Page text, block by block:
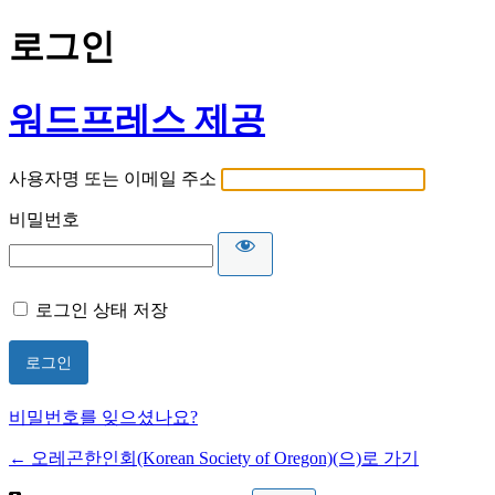
로그인
워드프레스 제공
사용자명 또는 이메일 주소
비밀번호
로그인 상태 저장
비밀번호를 잊으셨나요?
← 오레곤한인회(Korean Society of Oregon)(으)로 가기